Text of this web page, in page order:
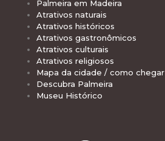
Palmeira em Madeira
Atrativos naturais
Atrativos históricos
Atrativos gastronômicos
Atrativos culturais
Atrativos religiosos
Mapa da cidade / como chegar
Descubra Palmeira
Museu Histórico